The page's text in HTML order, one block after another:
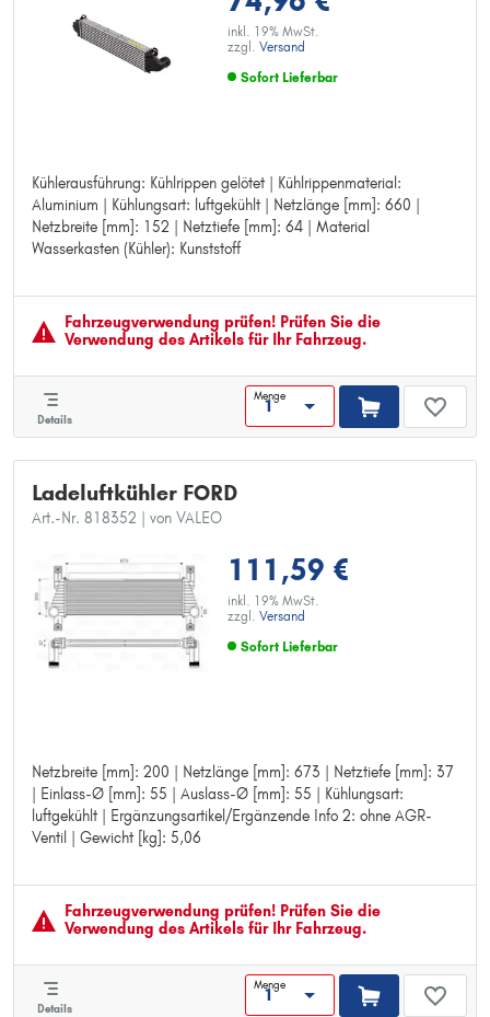
inkl. 19% MwSt.
zzgl. Versand
Sofort Lieferbar
Kühlerausführung: Kühlrippen gelötet | Kühlrippenmaterial:
Aluminium | Kühlungsart: luftgekühlt | Netzlänge [mm]: 660 |
Netzbreite [mm]: 152 | Netztiefe [mm]: 64 | Material
Wasserkasten (Kühler): Kunststoff
Kühlerausführung: Kühlrippen gelötet
Kühlrippenmaterial: Aluminium
Kühlungsart: luftgekühlt
Netzlänge [mm]: 660
Netztiefe [mm]: 64
Material Wasserkasten (Kühler): Kunststoff
Fahrzeugver­wendung prüfen! Prüfen Sie die
Verwendung des Artikels für Ihr Fahrzeug.
Details
Menge
Ladeluftkühler FORD
Art.-Nr. 818352 | von VALEO
111,59 €
inkl. 19% MwSt.
zzgl. Versand
Sofort Lieferbar
Netzbreite [mm]: 200 | Netzlänge [mm]: 673 | Netztiefe [mm]: 37
| Einlass-Ø [mm]: 55 | Auslass-Ø [mm]: 55 | Kühlungsart:
luftgekühlt | Ergänzungsartikel/Ergänzende Info 2: ohne AGR-
Ventil | Gewicht [kg]: 5,06
Netzbreite [mm]: 200
Netzlänge [mm]: 673
Netztiefe [mm]: 37
Einlass-Ø [mm]: 55
Kühlungsart: luftgekühlt
Ergänzungsartikel/Ergänzende Info 2: ohne AGR-Ventil
Gewicht [kg]: 5,06
Fahrzeugver­wendung prüfen! Prüfen Sie die
Verwendung des Artikels für Ihr Fahrzeug.
Details
Menge